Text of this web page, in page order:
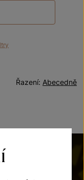
Abecedně
Řazení: